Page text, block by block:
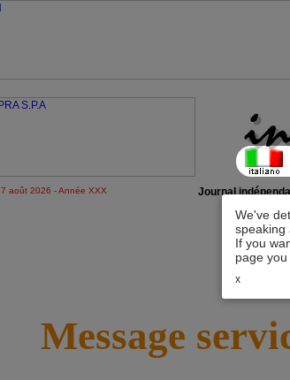
We've
speaking
If you
page
x
7 août 2026 - Année XXX Journal
Message